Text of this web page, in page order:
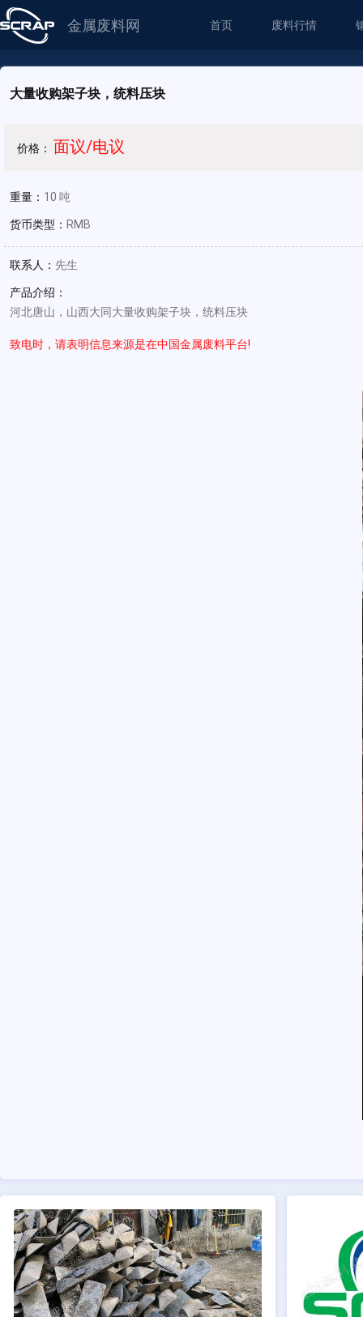
金属废料网 首页 废料行情
大量收购架子块，统料压块
价格： 面议/电议
重量： 10 吨
货币类型： RMB
联系人： 先生
产品介绍：
河北唐山，山西大同大量收购架子块，统料压块
致电时，请表明信息来源是在中国金属废料平台!